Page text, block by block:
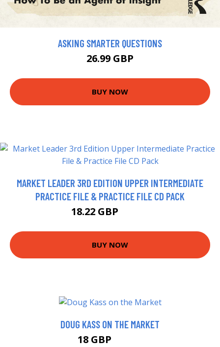
ASKING SMARTER QUESTIONS
26.99 GBP
BUY NOW
MARKET LEADER 3RD EDITION UPPER INTERMEDIATE
PRACTICE FILE & PRACTICE FILE CD PACK
18.22 GBP
BUY NOW
DOUG KASS ON THE MARKET
18 GBP